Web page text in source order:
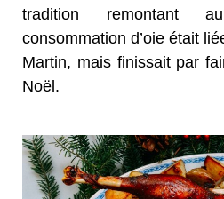
tradition remontant
consommation d’oie était
Martin, mais finissait par
Noël.